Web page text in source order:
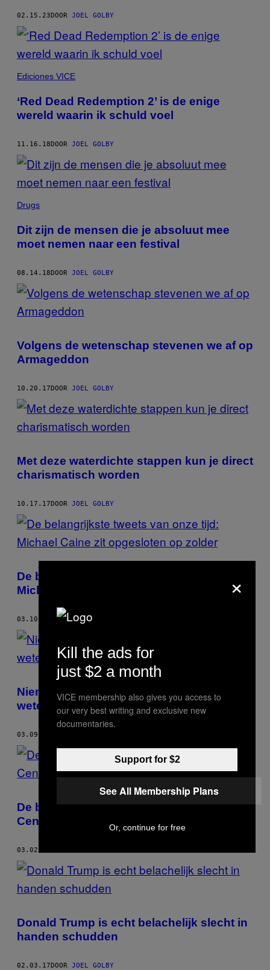
02.15.23DOOR JOEL GOLBY
Ediciones VICE
‘Red Dead Redemption 2’ is de enige
wereld waarin ik schuld voel
11.16.18DOOR JOEL GOLBY
Drugs
Dit zijn de mensen die je absoluut mee
moet nemen naar een festival
08.14.18DOOR JOEL GOLBY
Volgens de wetenschap stevenen we af op
Armageddon
10.20.17DOOR JOEL GOLBY
Met deze waterdichte stappen kun je direct
charismatisch worden
10.17.17DOOR JOEL GOLBY
De belangrijkste tweets van onze tijd:
Michael Caine zit opgesloten op zolder
03.10.17 DOORJOEL GOLBY
Niemand heeft meer seks, aldus de
wetenschap
03.09.17
De belangrijkste tweets van onze tijd: 50
Cent stopt met masturberen
03.02.17
Donald Trump is echt belachelijk slecht in
handen schudden
02.03.17DOOR JOEL GOLBY
×
Kill the ads for
just $2 a month
VICE membership also gives you access to
our very best writing and exclusive new
documentaries.
Support for $2
See All Membership Plans
Or, continue for free